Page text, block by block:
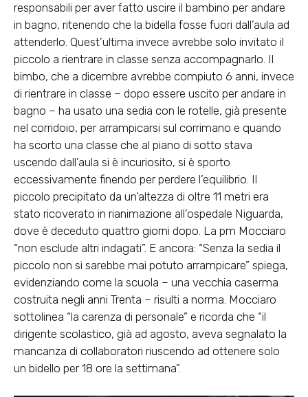
responsabili per aver fatto uscire il bambino per andare
in bagno, ritenendo che la bidella fosse fuori dall’aula ad
attenderlo. Quest’ultima invece avrebbe solo invitato il
piccolo a rientrare in classe senza accompagnarlo. Il
bimbo, che a dicembre avrebbe compiuto 6 anni, invece
di rientrare in classe – dopo essere uscito per andare in
bagno – ha usato una sedia con le rotelle, già presente
nel corridoio, per arrampicarsi sul corrimano e quando
ha scorto una classe che al piano di sotto stava
uscendo dall’aula si è incuriosito, si è sporto
eccessivamente finendo per perdere l’equilibrio. Il
piccolo precipitato da un’altezza di oltre 11 metri era
stato ricoverato in rianimazione all’ospedale Niguarda,
dove è deceduto quattro giorni dopo. La pm Mocciaro
“non esclude altri indagati”. E ancora: “Senza la sedia il
piccolo non si sarebbe mai potuto arrampicare” spiega,
evidenziando come la scuola – una vecchia caserma
costruita negli anni Trenta – risulti a norma. Mocciaro
sottolinea “la carenza di personale” e ricorda che “il
dirigente scolastico, già ad agosto, aveva segnalato la
mancanza di collaboratori riuscendo ad ottenere solo
un bidello per 18 ore la settimana”.